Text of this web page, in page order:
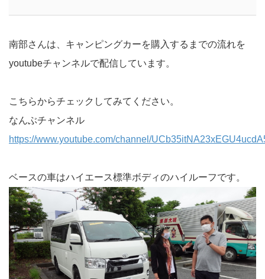
南部さんは、キャンピングカーを購入するまでの流れを
youtubeチャンネルで配信しています。
こちらからチェックしてみてください。
なんぶチャンネル
https://www.youtube.com/channel/
ベースの車はハイエース標準ボディのハイルーフです。